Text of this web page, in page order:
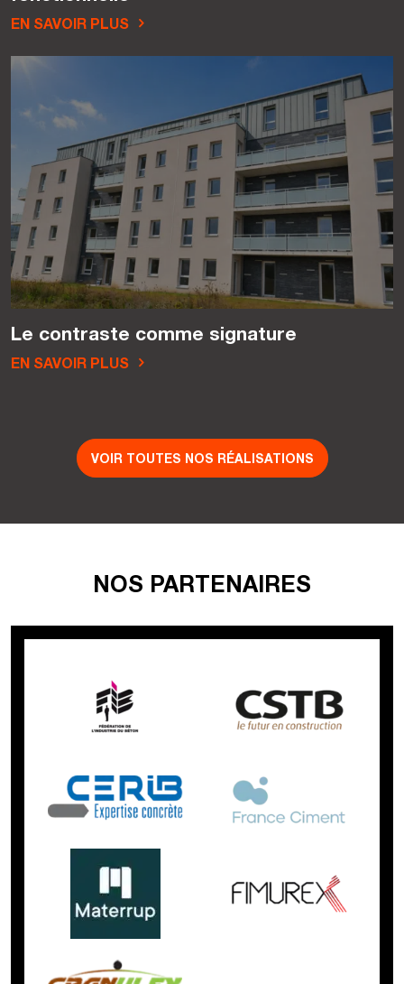
EN SAVOIR PLUS
Le contraste comme signature
EN SAVOIR PLUS
VOIR TOUTES NOS RÉALISATIONS
NOS PARTENAIRES